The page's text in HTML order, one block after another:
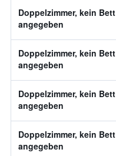
Doppelzimmer, kein Bett
angegeben
Doppelzimmer, kein Bett
angegeben
Doppelzimmer, kein Bett
angegeben
Doppelzimmer, kein Bett
angegeben